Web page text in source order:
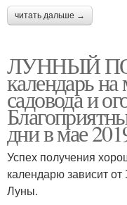
читать дальше →
ЛУННЫЙ
календарь на
садовода и
дни в мае
Успех получения
календарю зависит
Луны.